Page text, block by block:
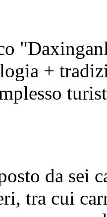
+
da sei
tra cui